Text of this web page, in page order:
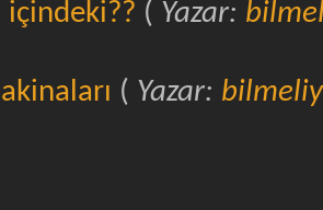
içindeki?? ( Yazar:
( Yazar: